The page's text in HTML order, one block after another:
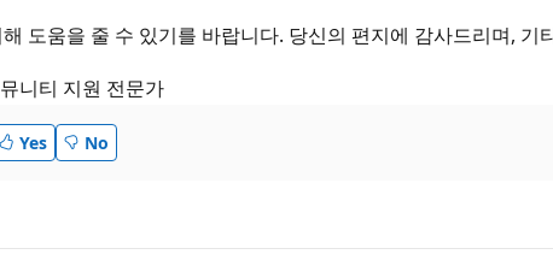
도움을 줄 수 있기를 바랍니다. 당신의 편지에 감사드리며, 기
니티 지원 전문가
Yes No